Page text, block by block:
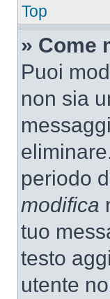
Top
» Come
Puoi
non sia
periodo
modifica
tuo
testo
utente